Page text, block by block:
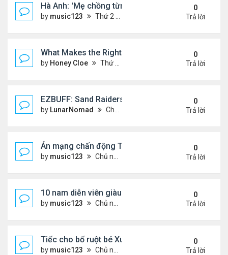
Hà Anh: 'Mẹ chồng từng ngạc nhiên vì tôi luôn trả
by music123 Thứ 2 Tháng 8 03, 2026 5:13 pm
0
Trả lời
What Makes the Right Retail POS Matter?
by Honey Cloe Thứ 2 Tháng 8 03, 2026 10:35 am
0
Trả lời
EZBUFF: Sand Raiders of Sophie Farming
by LunarNomad Chủ nhật Tháng 8 02, 2026 11:33 pm
0
Trả lời
Án mạng chấn động Thái lan: hai chị em người
by music123 Chủ nhật Tháng 8 02, 2026 6:43 pm
0
Trả lời
10 nam diễn viên giàu nhất Trung Quốc 2026
by music123 Chủ nhật Tháng 8 02, 2026 6:39 pm
0
Trả lời
Tiếc cho bố ruột bé Xuân Mai ở Mỹ
by music123 Chủ nhật Tháng 8 02, 2026 6:33 pm
0
Trả lời